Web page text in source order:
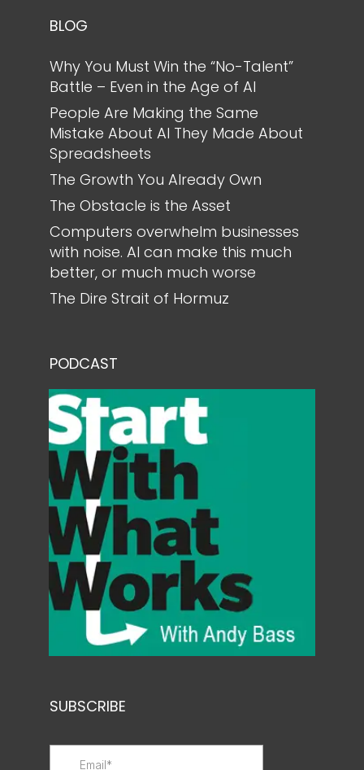
BLOG
Why You Must Win the “No-Talent”
Battle – Even in the Age of AI
People Are Making the Same
Mistake About AI They Made About
Spreadsheets
The Growth You Already Own
The Obstacle is the Asset
Computers overwhelm businesses
with noise. AI can make this much
better, or much much worse
The Dire Strait of Hormuz
PODCAST
SUBSCRIBE